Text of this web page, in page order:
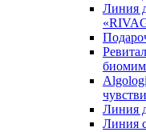
Линия
Линия
Линия